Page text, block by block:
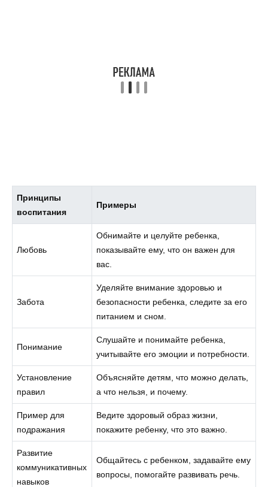
Принципы
воспитания
Примеры
Любовь
Обнимайте и целуйте ребенка,
показывайте ему, что он важен для
вас.
Забота
Уделяйте внимание здоровью и
безопасности ребенка, следите за его
питанием и сном.
Понимание
Слушайте и понимайте ребенка,
учитывайте его эмоции и потребности.
Установление
правил
Объясняйте детям, что можно делать,
а что нельзя, и почему.
Пример для
подражания
Ведите здоровый образ жизни,
покажите ребенку, что это важно.
Развитие
коммуникативных
навыков
Общайтесь с ребенком, задавайте ему
вопросы, помогайте развивать речь.